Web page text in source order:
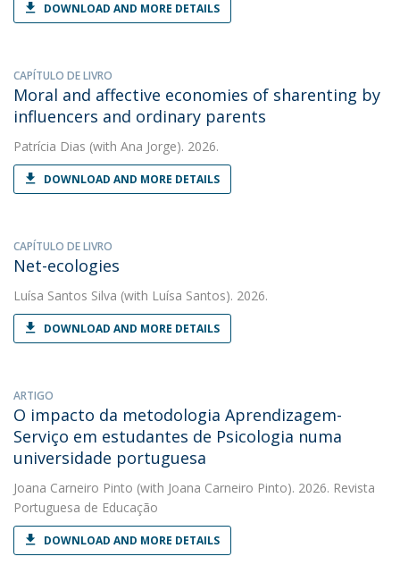
DOWNLOAD AND MORE DETAILS
CAPÍTULO DE LIVRO
Moral and affective economies of sharenting by
influencers and ordinary parents
Patrícia Dias (with Ana Jorge). 2026.
DOWNLOAD AND MORE DETAILS
CAPÍTULO DE LIVRO
Net-ecologies
Luísa Santos Silva (with Luísa Santos). 2026.
DOWNLOAD AND MORE DETAILS
ARTIGO
O impacto da metodologia Aprendizagem-
Serviço em estudantes de Psicologia numa
universidade portuguesa
Joana Carneiro Pinto (with Joana Carneiro Pinto). 2026. Revista
Portuguesa de Educação
DOWNLOAD AND MORE DETAILS